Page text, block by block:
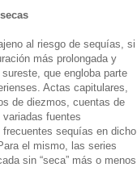
al riesgo de sequías, si
más prolongada y
que engloba parte
Actas capitulares,
de diezmos, cuentas de
fuentes
sequías en dicho
el mismo, las series
sin “seca” más o menos